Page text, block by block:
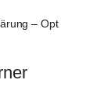
– Opt